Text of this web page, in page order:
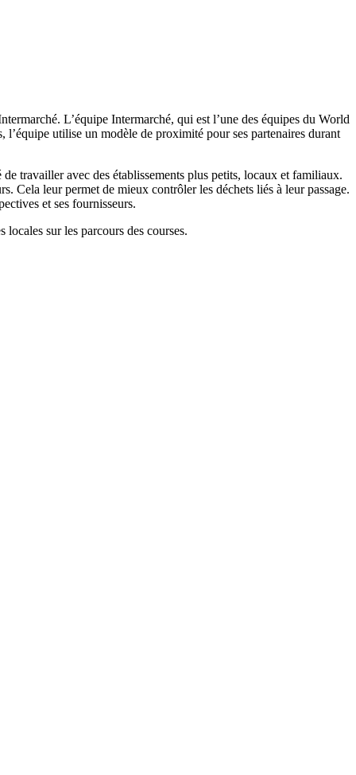
L’équipe Intermarché, qui est l’une des équipes du World
l’équipe utilise un modèle de proximité pour ses partenaires durant
travailler avec des établissements plus petits, locaux et familiaux.
Cela leur permet de mieux contrôler les déchets liés à leur passage.
et ses fournisseurs.
sur les parcours des courses.